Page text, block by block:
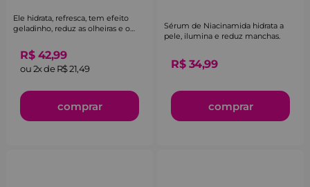
Ele hidrata, refresca, tem efeito
geladinho, reduz as olheiras e o
R$ 42,99
ou2x deR$21,49
comprar
Sérum de Niacinamida hidrata a
pele, ilumina e reduz manchas.
R$ 34,99
comprar